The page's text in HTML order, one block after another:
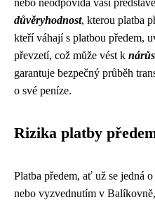
nebo neodpovídá vaší
důvěryhodnost, kterou platba
kteří váhají s platbou předem,
převzetí, což může vést k
garantuje bezpečný průběh
o své peníze.
Rizika platby
Platba předem, ať už se jedná
nebo vyzvednutím v